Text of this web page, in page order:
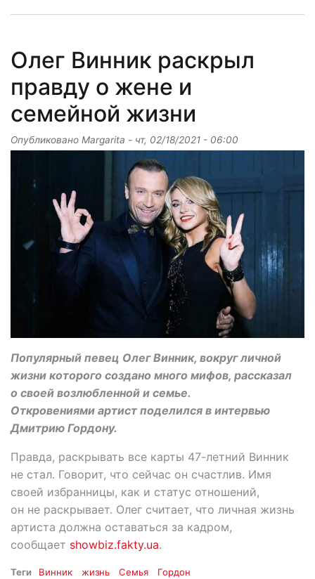
Олег Винник раскрыл
правду о жене и
семейной жизни
Опубликовано Margarita - чт, 02/18/2021 - 06:00
Популярный певец Олег Винник, вокруг личной
жизни которого создано много мифов, рассказал
о своей возлюбленной и семье.
Откровениями артист поделился в интервью
Дмитрию Гордону.
Правда, раскрывать все карты 47-летний Винник
не стал. Говорит, что сейчас он счастлив. Имя
своей избранницы, как и статус отношений,
он не раскрывает. Олег считает, что личная жизнь
артиста должна оставаться за кадром,
сообщает showbiz.fakty.ua.
Теги Винник жизнь Семья Гордон